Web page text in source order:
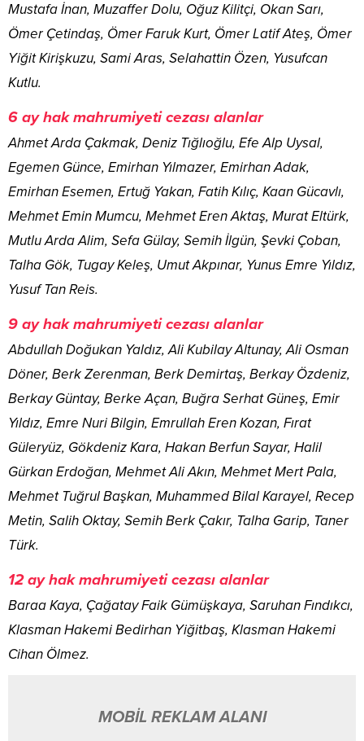
Mustafa İnan, Muzaffer Dolu, Oğuz Kilitçi, Okan Sarı,
Ömer Çetindaş, Ömer Faruk Kurt, Ömer Latif Ateş, Ömer
Yiğit Kirişkuzu, Sami Aras, Selahattin Özen, Yusufcan
Kutlu.
6 ay hak mahrumiyeti cezası alanlar
Ahmet Arda Çakmak, Deniz Tığlıoğlu, Efe Alp Uysal,
Egemen Günce, Emirhan Yılmazer, Emirhan Adak,
Emirhan Esemen, Ertuğ Yakan, Fatih Kılıç, Kaan Gücavlı,
Mehmet Emin Mumcu, Mehmet Eren Aktaş, Murat Eltürk,
Mutlu Arda Alim, Sefa Gülay, Semih İlgün, Şevki Çoban,
Talha Gök, Tugay Keleş, Umut Akpınar, Yunus Emre Yıldız,
Yusuf Tan Reis.
9 ay hak mahrumiyeti cezası alanlar
Abdullah Doğukan Yaldız, Ali Kubilay Altunay, Ali Osman
Döner, Berk Zerenman, Berk Demirtaş, Berkay Özdeniz,
Berkay Güntay, Berke Açan, Buğra Serhat Güneş, Emir
Yıldız, Emre Nuri Bilgin, Emrullah Eren Kozan, Fırat
Güleryüz, Gökdeniz Kara, Hakan Berfun Sayar, Halil
Gürkan Erdoğan, Mehmet Ali Akın, Mehmet Mert Pala,
Mehmet Tuğrul Başkan, Muhammed Bilal Karayel, Recep
Metin, Salih Oktay, Semih Berk Çakır, Talha Garip, Taner
Türk.
12 ay hak mahrumiyeti cezası alanlar
Baraa Kaya, Çağatay Faik Gümüşkaya, Saruhan Fındıkcı,
Klasman Hakemi Bedirhan Yiğitbaş, Klasman Hakemi
Cihan Ölmez.
MOBİL REKLAM ALANI